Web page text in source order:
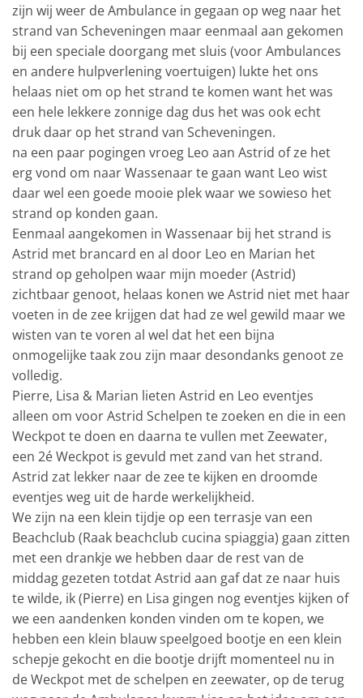
zijn wij weer de Ambulance in gegaan op weg naar het
strand van Scheveningen maar eenmaal aan gekomen
bij een speciale doorgang met sluis (voor Ambulances
en andere hulpverlening voertuigen) lukte het ons
helaas niet om op het strand te komen want het was
een hele lekkere zonnige dag dus het was ook echt
druk daar op het strand van Scheveningen.
na een paar pogingen vroeg Leo aan Astrid of ze het
erg vond om naar Wassenaar te gaan want Leo wist
daar wel een goede mooie plek waar we sowieso het
strand op konden gaan.
Eenmaal aangekomen in Wassenaar bij het strand is
Astrid met brancard en al door Leo en Marian het
strand op geholpen waar mijn moeder (Astrid)
zichtbaar genoot, helaas konen we Astrid niet met haar
voeten in de zee krijgen dat had ze wel gewild maar we
wisten van te voren al wel dat het een bijna
onmogelijke taak zou zijn maar desondanks genoot ze
volledig.
Pierre, Lisa & Marian lieten Astrid en Leo eventjes
alleen om voor Astrid Schelpen te zoeken en die in een
Weckpot te doen en daarna te vullen met Zeewater,
een 2é Weckpot is gevuld met zand van het strand.
Astrid zat lekker naar de zee te kijken en droomde
eventjes weg uit de harde werkelijkheid.
We zijn na een klein tijdje op een terrasje van een
Beachclub (Raak beachclub cucina spiaggia) gaan zitten
met een drankje we hebben daar de rest van de
middag gezeten totdat Astrid aan gaf dat ze naar huis
te wilde, ik (Pierre) en Lisa gingen nog eventjes kijken of
we een aandenken konden vinden om te kopen, we
hebben een klein blauw speelgoed bootje en een klein
schepje gekocht en die bootje drijft momenteel nu in
de Weckpot met de schelpen en zeewater, op de terug